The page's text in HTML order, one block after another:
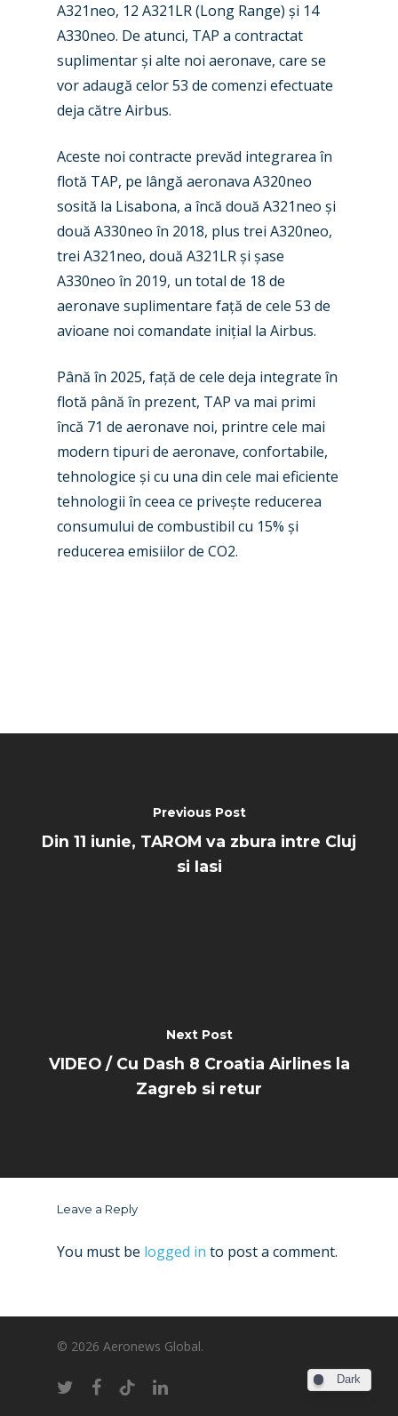
A321neo, 12 A321LR (Long Range) și 14
A330neo. De atunci, TAP a contractat
suplimentar și alte noi aeronave, care se
vor adaugă celor 53 de comenzi efectuate
deja către Airbus.
Aceste noi contracte prevăd integrarea în
flotă TAP, pe lângă aeronava A320neo
sosită la Lisabona, a încă două A321neo și
două A330neo în 2018, plus trei A320neo,
trei A321neo, două A321LR și șase
A330neo în 2019, un total de 18 de
aeronave suplimentare față de cele 53 de
avioane noi comandate inițial la Airbus.
Până în 2025, față de cele deja integrate în
flotă până în prezent, TAP va mai primi
încă 71 de aeronave noi, printre cele mai
modern tipuri de aeronave, confortabile,
tehnologice și cu una din cele mai eficiente
tehnologii în ceea ce privește reducerea
consumului de combustibil cu 15% și
reducerea emisiilor de CO2.
Previous Post
Din 11 iunie, TAROM va zbura intre Cluj
si Iasi
Next Post
VIDEO / Cu Dash 8 Croatia Airlines la
Zagreb si retur
Leave a Reply
You must be logged in to post a comment.
© 2026 Aeronews Global.
New Routes
Industry
Paris 2025
Farnborough 2024
Paris 2023
Farnborough 2022
Military
Trip Reports
Marketplace
Jobs
Contact
Dark